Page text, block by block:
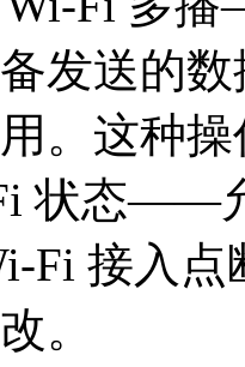
发送的
。这种
状态——
Fi 接入
。